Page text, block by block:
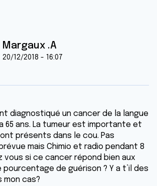
Margaux .A
20/12/2018 - 16:07
diagnostiqué un cancer de la langue
65 ans. La tumeur est importante et
présents dans le cou. Pas
mais Chimio et radio pendant 8
vous si ce cancer répond bien aux
de guérison ? Y a t’il des
mon cas?